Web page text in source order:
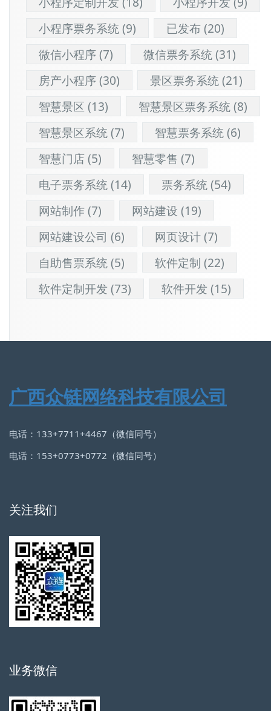
小程序票务系统(9) 已发布(20)
微信小程序(7) 微信票务系统(31)
房产小程序(30) 景区票务系统(21)
智慧景区(13) 智慧景区票务系统(8)
智慧景区系统(7) 智慧票务系统(6)
智慧门店(5) 智慧零售 (7)
电子票务系统(14) 票务系统(54)
网站制作(7) 网站建设 (19)
网站建设公司 (6) 网页设计(7)
自助售票系统(5) 软件定制 (22)
软件定制开发 (73) 软件开发 (15)
广西众链网络科技有限公司
电话：133+7711+4467（微信同号）
电话：153+0773+0772（微信同号）
关注我们
业务微信